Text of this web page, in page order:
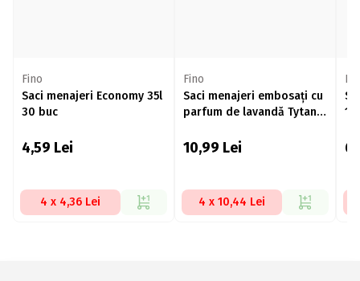
Fino
Saci menajeri Economy 35l
30 buc
4,59 Lei
4 x 4,36 Lei
Fino
Saci menajeri embosați cu
parfum de lavandă Tytan
10,99 Lei
4 x 10,44 Lei
10